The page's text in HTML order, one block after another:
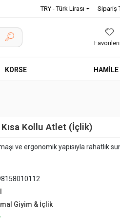
TRY - Türk Lirası Sipariş
KORSE HAMİLE
Kollu Atlet (İçlik)
ve ergonomik yapısıyla rahatlık
Giyim & İçlik